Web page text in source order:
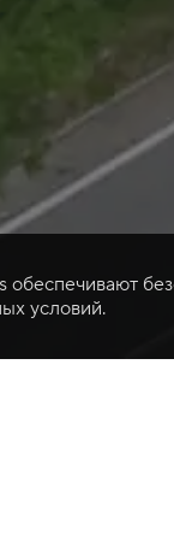
условий.